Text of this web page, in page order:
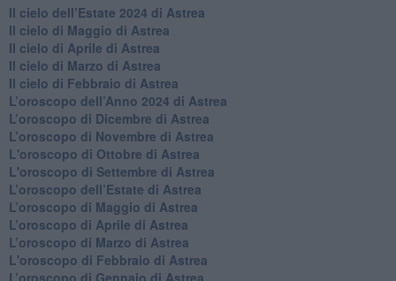
Il cielo dell’Estate 2024 di Astrea
Il cielo di Maggio di Astrea
Il cielo di Aprile di Astrea
​Il cielo di Marzo di Astrea
​Il cielo di Febbraio di Astrea
​L’oroscopo dell’Anno 2024 di Astrea
​L’oroscopo di Dicembre di Astrea
​L’oroscopo di Novembre di Astrea
L'oroscopo di Ottobre di Astrea
L'oroscopo di Settembre di Astrea
L’oroscopo dell’Estate di Astrea
​L’oroscopo di Maggio di Astrea
​L’oroscopo di Aprile di Astrea
L’oroscopo di Marzo di Astrea
L'oroscopo di Febbraio di Astrea
​L’oroscopo di Gennaio di Astrea